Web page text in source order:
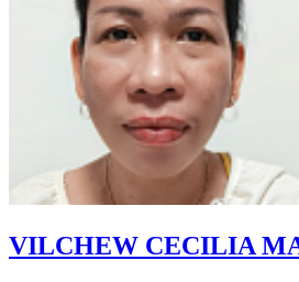
VILCHEW CECILIA